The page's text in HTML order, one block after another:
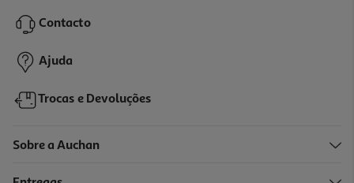
15,99 €
Contacto
Ajuda
Trocas e Devoluções
Sobre a Auchan